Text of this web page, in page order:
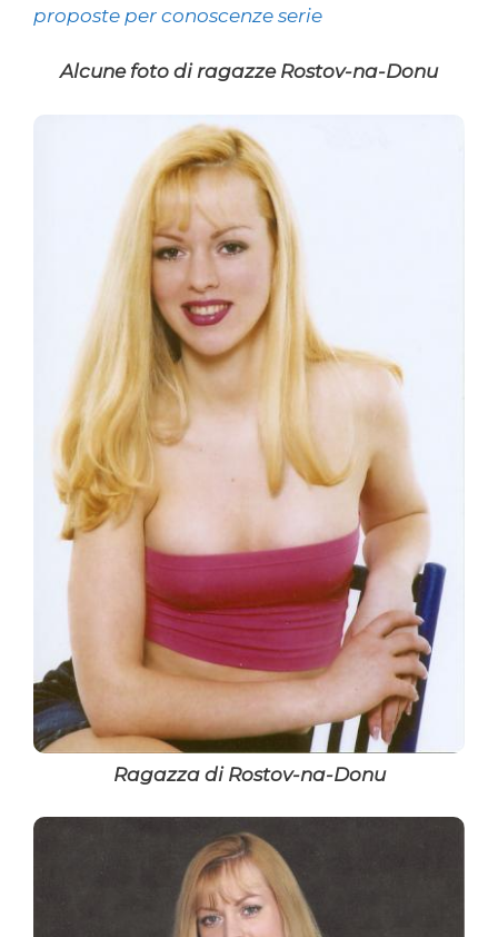
proposte per conoscenze serie
Alcune foto di ragazze Rostov-na-Donu
Ragazza di Rostov-na-Donu